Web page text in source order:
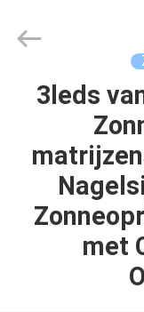
HUIS
OVER
Ltd..
3leds
met